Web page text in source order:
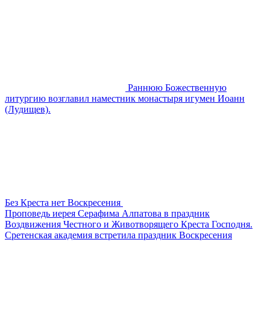
Раннюю Божественную
литургию возглавил наместник монастыря игумен Иоанн
(Лудищев).
Без Креста нет Воскресения
Проповедь иерея Серафима Алпатова в праздник
Воздвижения Честного и Животворящего Креста Господня.
Сретенская академия встретила праздник Воскресения